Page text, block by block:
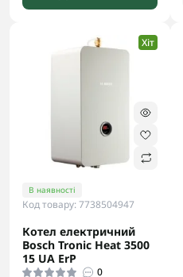
Хіт
В наявності
Код товару: 7738504947
Котел електричний
Bosch Tronic Heat 3500
15 UA ErP
0